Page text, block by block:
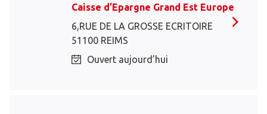
Caisse d’Epargne Grand Est Europe
6,RUE DE LA GROSSE ECRITOIRE
51100 REIMS
Ouvert aujourd’hui